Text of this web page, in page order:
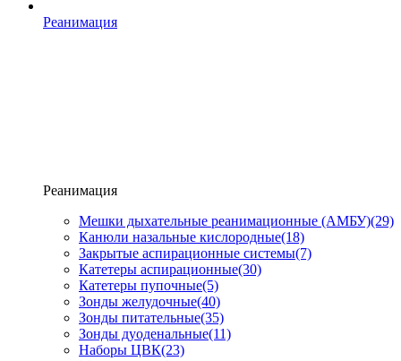
Реанимация
Реанимация
Мешки дыхательные реанимационные (АМБУ)(29)
Канюли назальные кислородные(18)
Закрытые аспирационные системы(7)
Катетеры аспирационные(30)
Катетеры пупочные(5)
Зонды желудочные(40)
Зонды питательные(35)
Зонды дуоденальные(11)
Наборы ЦВК(23)